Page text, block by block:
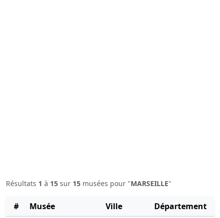
Résultats 1 à 15 sur 15 musées pour "MARSEILLE"
# Musée Ville Département